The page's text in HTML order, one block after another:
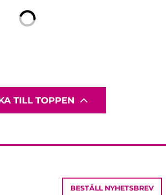
TILL TOPPEN
BESTÄLL NYHETSBREV